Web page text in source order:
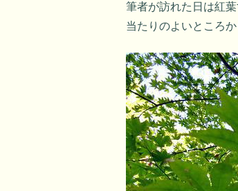
筆者が訪れた日は紅
当たりのよいところ